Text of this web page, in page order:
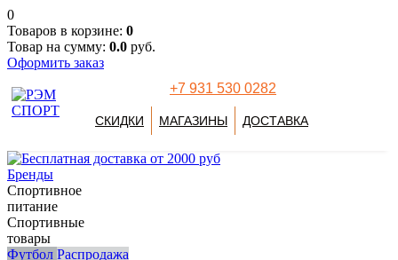
0
Товаров в корзине: 0
Товар на сумму: 0.0 руб.
Оформить заказ
+7 931 530 0282
СКИДКИ МАГАЗИНЫ ДОСТАВКА
Бренды
Спортивное
питание
Спортивные
товары
Футбол Распродажа